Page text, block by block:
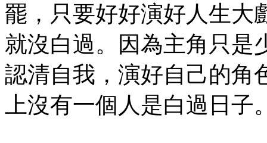
罷，只要好好演好人生大
就沒白過。因為主角只是
認清自我，演好自己的角
上沒有一個人是白過日子